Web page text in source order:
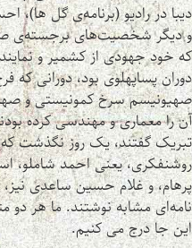
دیبا در رادیو (برنامه‌ی گل ها)،
و دیگر شخصیت‌های برجسته‌ی
که خود جهودی از کشمیر و
دوران پساپهلوی بود، دورانی که
صهیونیسم سرخ کمونیستی و
آن را معماری و مهندسی کرده
تبریک گفتند، یک روز نگذشت
روشنفکری، یعنی احمد شاملو،
پرهام، و غلام حسین ساعدی نیز،
نامه‌ای مشابه نوشتند. ما هر
این جا درج می کنیم.